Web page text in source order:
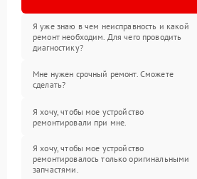
Я уже знаю в чем неисправность и какой
ремонт необходим. Для чего проводить
диагностику?
Мне нужен срочный ремонт. Сможете
сделать?
Я хочу, чтобы мое устройство
ремонтировали при мне.
Я хочу, чтобы мое устройство
ремонтировалось только оригинальными
запчастями.